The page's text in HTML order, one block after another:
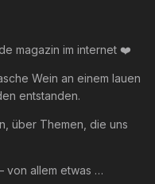
magazin im internet ❤️
Wein an einem lauen
entstanden.
über Themen, die uns
von allem etwas …